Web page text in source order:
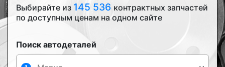
Выбирайте из 145 536 контрактных запчастей
по доступным ценам на одном сайте
Поиск автодеталей